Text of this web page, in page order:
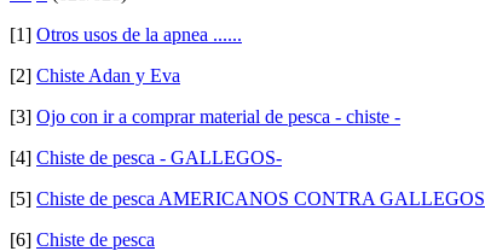
[1] Otros usos de la apnea ......
[2] Chiste Adan y Eva
[3] Ojo con ir a comprar material de pesca - chiste -
[4] Chiste de pesca - GALLEGOS-
[5] Chiste de pesca AMERICANOS CONTRA GALLEGOS
[6] Chiste de pesca